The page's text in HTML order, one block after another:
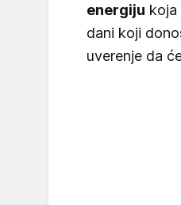
energiju koja
dani koji
uverenje da